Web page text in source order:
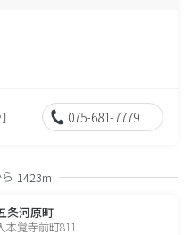
075-681-7779
1423m
条河原町
覚寺前町811